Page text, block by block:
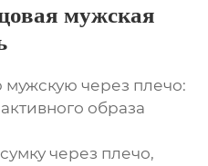
мужская
мужскую через плечо:
образа
через плечо,